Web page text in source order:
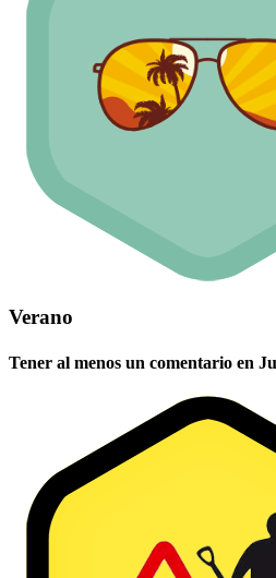
Verano
Tener al menos un comentario en